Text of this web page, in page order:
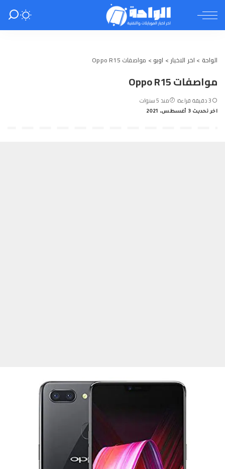
الواحة > اخر الاخبار > اوبو > مواصفات Oppo R15
مواصفات Oppo R15
3 دقيقة قراءة منذ 5 سنوات
اخر تحديث 3 أغسطس، 2021